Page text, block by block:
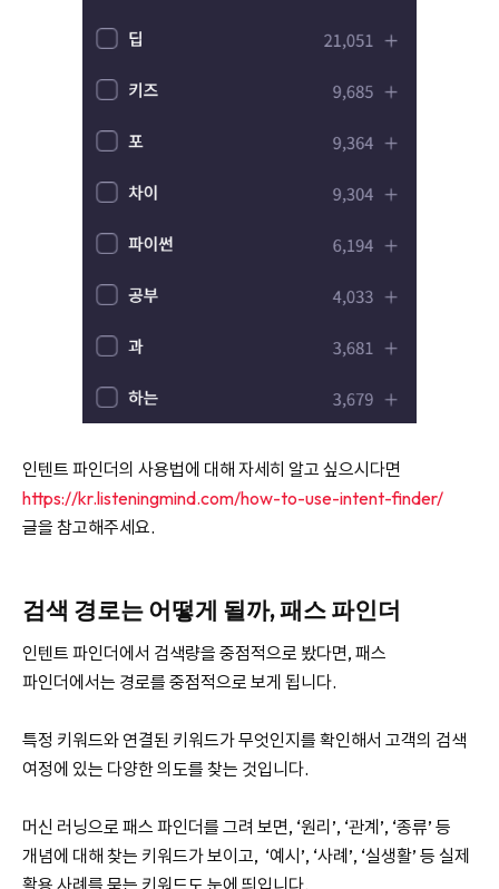
인텐트 파인더의 사용법에 대해 자세히 알고 싶으시다면
https://kr.listeningmind.com/how-to-use-intent-finder/
글을 참고해주세요.
검색 경로는 어떻게 될까, 패스 파인더
인텐트 파인더에서 검색량을 중점적으로 봤다면, 패스
파인더에서는 경로를 중점적으로 보게 됩니다.
특정 키워드와 연결된 키워드가 무엇인지를 확인해서 고객의 검색
여정에 있는 다양한 의도를 찾는 것입니다.
머신 러닝으로 패스 파인더를 그려 보면, ‘원리’, ‘관계’, ‘종류’ 등
개념에 대해 찾는 키워드가 보이고, ‘예시’, ‘사례’, ‘실생활’ 등 실제